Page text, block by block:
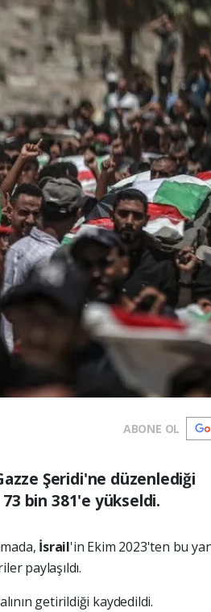
ABONE OL
Şeridi'ne düzenlediği
73 bin 381'e yükseldi.
İsrail'in Ekim 2023'ten bu
paylaşıldı.
getirildiği kaydedildi.